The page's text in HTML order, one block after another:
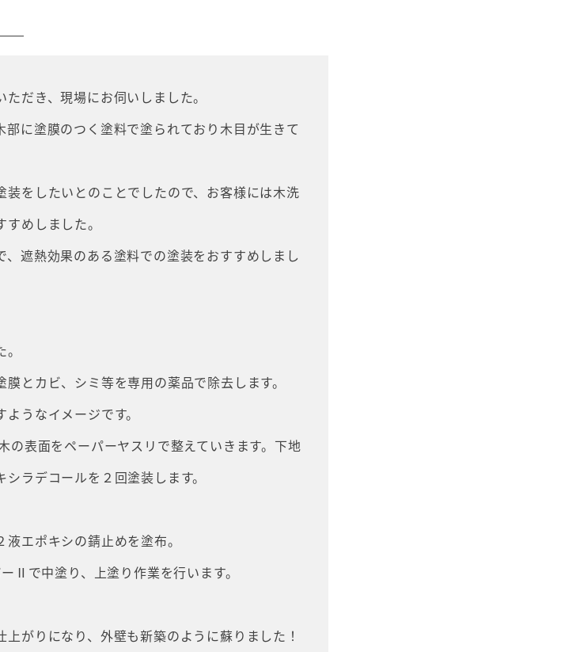
だき、現場にお伺いしました。
に塗膜のつく塗料で塗られており木目が生きて
をしたいとのことでしたので、お客様には木洗
めしました。
遮熱効果のある塗料での塗装をおすすめしまし
とカビ、シミ等を専用の薬品で除去します。
うなイメージです。
の表面をペーパーヤスリで整えていきます。下地
ラデコールを２回塗装します。
エポキシの錆止めを塗布。
Ⅱで中塗り、上塗り作業を行います。
がりになり、外壁も新築のように蘇りました！